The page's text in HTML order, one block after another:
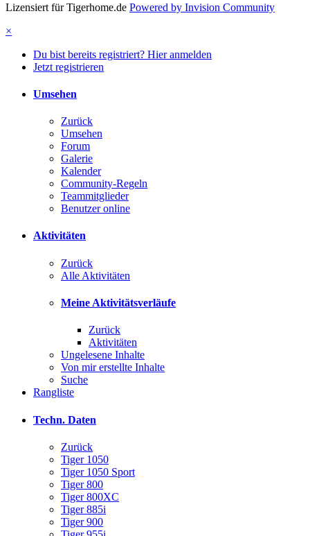
Lizensiert für Tigerhome.de Powered by Invision Community
×
Du bist bereits registriert? Hier anmelden
Jetzt registrieren
Umsehen
Zurück
Umsehen
Forum
Galerie
Kalender
Community-Regeln
Teammitglieder
Benutzer online
Aktivitäten
Zurück
Alle Aktivitäten
Meine Aktivitätsverläufe
Zurück
Aktivitäten
Ungelesene Inhalte
Von mir erstellte Inhalte
Suche
Rangliste
Techn. Daten
Zurück
Tiger 1050
Tiger 1050 Sport
Tiger 800
Tiger 800XC
Tiger 885i
Tiger 900